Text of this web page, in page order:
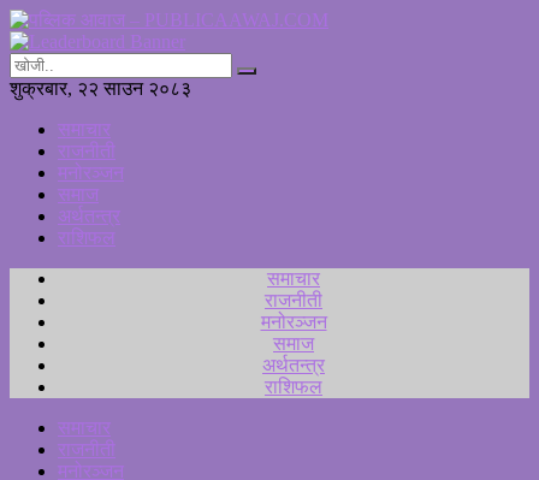
शुक्रबार, २२ साउन २०८३
समाचार
राजनीती
मनोरञ्जन
समाज
अर्थतन्त्र
राशिफल
समाचार
राजनीती
मनोरञ्जन
समाज
अर्थतन्त्र
राशिफल
समाचार
राजनीती
मनोरञ्जन